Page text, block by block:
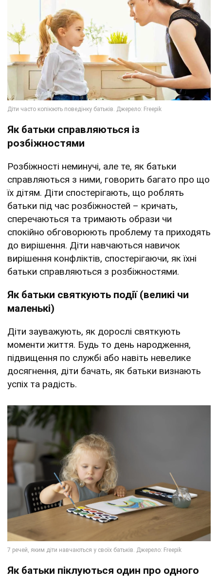
Як батьки справляються із
розбіжностями
Розбіжності неминучі, але те, як батьки
справляються з ними, говорить багато про що
їх дітям. Діти спостерігають, що роблять
батьки під час розбіжностей – кричать,
сперечаються та тримають образи чи
спокійно обговорюють проблему та приходять
до вирішення. Діти навчаються навичок
вирішення конфліктів, спостерігаючи, як їхні
батьки справляються з розбіжностями.
Як батьки святкують події (великі чи
маленькі)
Діти зауважують, як дорослі святкують
моменти життя. Будь то день народження,
підвищення по службі або навіть невелике
досягнення, діти бачать, як батьки визнають
успіх та радість.
Як батьки піклуються один про одного